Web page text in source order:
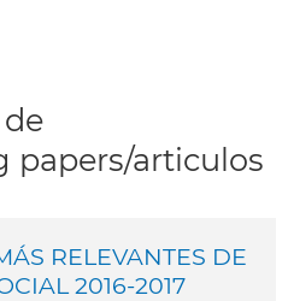
papers/articulos
RELEVANTES DE
2016-2017